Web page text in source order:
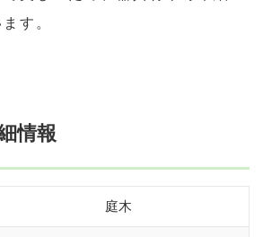
す。
情報
庭木